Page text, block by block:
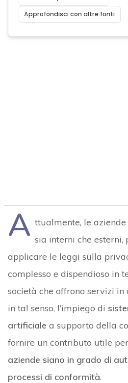
Approfondisci con altre fonti
A ttualmente, le
sia interni che
applicare le leggi sulla
complesso e dispendioso in
società che offrono servizi in
in tal senso, l’impiego di
artificiale a supporto della
fornire un contributo utile per
aziende siano in grado di
processi di conformità.